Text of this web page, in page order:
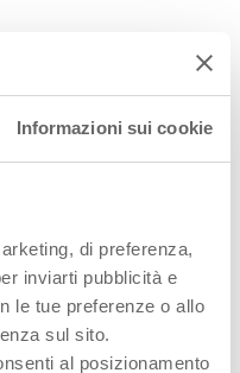
Informazioni sui cookie
di preferenza,
inviarti pubblicità e
le tue preferenze o allo
sul sito.
al posizionamento